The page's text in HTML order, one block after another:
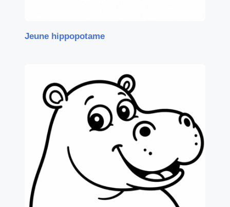
Jeune hippopotame